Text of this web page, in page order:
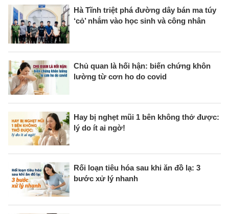
Hà Tĩnh triệt phá đường dây bán ma túy
‘cỏ’ nhắm vào học sinh và công nhân
Chủ quan là hối hận: biến chứng khôn
lường từ cơn ho do covid
Hay bị nghẹt mũi 1 bên không thở được:
lý do ít ai ngờ!
Rối loạn tiêu hóa sau khi ăn đồ lạ: 3
bước xử lý nhanh